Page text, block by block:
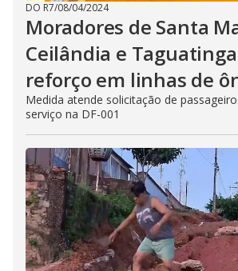
DO R7/08/04/2024
Moradores de Santa
Ceilândia e
reforço em linhas de
Medida atende solicitação de
serviço na DF-001